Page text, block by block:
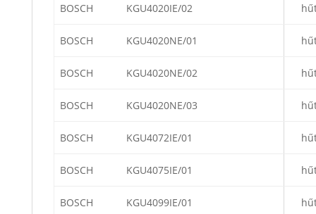
BOSCH KGU4020IE/02
BOSCH KGU4020NE/01
BOSCH KGU4020NE/02
BOSCH KGU4020NE/03
BOSCH KGU4072IE/01
BOSCH KGU4075IE/01
BOSCH KGU4099IE/01